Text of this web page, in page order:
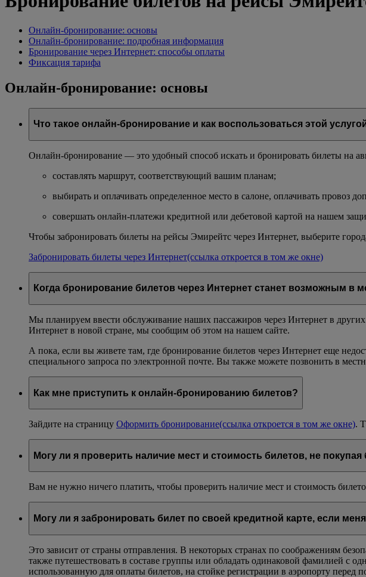
Онлайн-бронирование: основы
Онлайн-бронирование: подробная информация
Бронирование через Интернет: способы оплаты
Фиксация тарифа
Онлайн-бронирование: основы
Что такое онлайн-бронирование и как воспользоваться этой
Онлайн-бронирование — это удобный способ искать и бронировать билеты на
составлять маршрут, соответствующий вашим планам;
выбирать и оплачивать определенное место в салоне, оплачивать провоз
совершать онлайн-платежи кредитной или дебетовой картой на нашем
Чтобы забронировать билеты на рейсы Эмирейтс через Интернет, выберите
Забронировать билеты через Интернет(ссылка откроется в том же окне)
Когда бронирование билетов через Интернет станет возможным в
Мы планируем ввести обслуживание наших пассажиров через Интернет в
Интернет в новой стране, мы сообщим об этом на нашем сайте.
А пока, если вы живете там, где бронирование билетов через Интернет еще
специального запроса по электронной почте. Вы также можете позвонить в
Как мне приступить к онлайн-бронированию билетов?
Зайдите на страницу Оформить бронирование(ссылка откроется в том же окне).
Могу ли я проверить наличие мест и стоимость билетов, не покупая
Вам не нужно ничего платить, чтобы проверить наличие мест и стоимость
Могу ли я забронировать билет по своей кредитной карте, если
Это зависит от страны отправления. В некоторых странах по соображениям
также путешествовать в составе группы или обладать одинаковой фамилией с
использованную для оплаты билетов, на стойке регистрации в аэропорту перед